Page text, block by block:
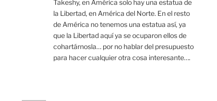
Takeshy, en América solo hay una estatua de
la Libertad, en América del Norte. En el resto
de América no tenemos una estatua así, ya
que la Libertad aquí ya se ocuparon ellos de
cohartárnosla… por no hablar del presupuesto
para hacer cualquier otra cosa interesante….